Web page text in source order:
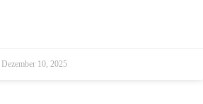
Dezember 10, 2025